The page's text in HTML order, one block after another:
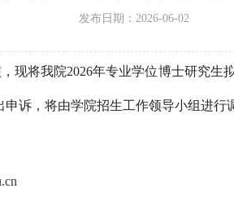
发布日期：2026-06-02
现将我院2026年专业学位博士研究生
诉，将由学院招生工作领导小组进行